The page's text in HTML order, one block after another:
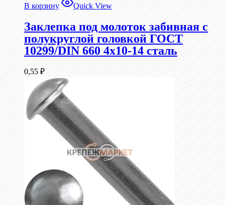
В корзину Quick View
Заклепка под молоток забивная с
полукруглой головкой ГОСТ
10299/DIN 660 4х10-14 сталь
0,55 ₽